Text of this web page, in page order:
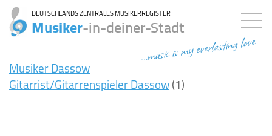
DEUTSCHLANDS ZENTRALES MUSIKERREGISTER
Musiker-in-deiner-Stadt
...music is my everlasting love
Musiker Dassow
Gitarrist/Gitarrenspieler Dassow(1)